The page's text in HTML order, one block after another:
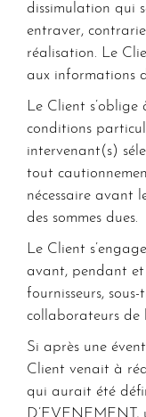
dissimulation qui
entraver,
réalisation. Le
aux informations
Le Client
conditions
intervenant(s)
tout
nécessaire avant
des sommes dues.
Le Client
avant, pendant et
fournisseurs,
collaborateurs de
Si après une
Client venait à
qui aurait été